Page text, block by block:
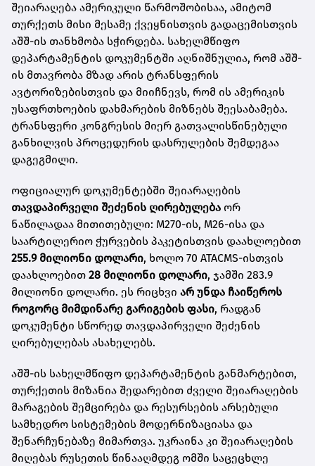
შეიარაღება ამერიკული წარმოშობისაა, ამიტომ
თურქეთს მისი მესამე ქვეყნისთვის გადაცემისთვის
აშშ-ის თანხმობა სჭირდება. სახელმწიფო
დეპარტამენტის დოკუმენტში აღნიშნულია, რომ აშშ-
ის მთავრობა მზად არის ტრანსფერის
ავტორიზებისთვის და მიიჩნევს, რომ ის ამერიკის
უსაფრთხოების დახმარების მიზნებს შეესაბამება.
ტრანსფერი კონგრესის მიერ გათვალისწინებული
განხილვის პროცედურის დასრულების შემდეგაა
დაგეგმილი.
ოფიციალურ დოკუმენტებში შეიარაღების
თავდაპირველი შეძენის ღირებულება ორ
ნაწილადაა მითითებული: M270-ის, M26-ისა და
საარტილერიო ჭურვების პაკეტისთვის დაახლოებით
255.9 მილიონი დოლარი, ხოლო 70 ATACMS-ისთვის
დაახლოებით 28 მილიონი დოლარი, ჯამში 283.9
მილიონი დოლარი. ეს რიცხვი არ უნდა ჩაიწეროს
როგორც მიმდინარე გარიგების ფასი, რადგან
დოკუმენტი სწორედ თავდაპირველი შეძენის
ღირებულებას ასახელებს.
აშშ-ის სახელმწიფო დეპარტამენტის განმარტებით,
თურქეთის მიზანია შედარებით ძველი შეიარაღების
მარაგების შემცირება და რესურსების არსებული
სამხედრო სისტემების მოდერნიზაციასა და
შენარჩუნებაზე მიმართვა. უკრაინა კი შეიარაღების
მიღებას რუსეთის წინააღმდეგ ომში საცეცხლე